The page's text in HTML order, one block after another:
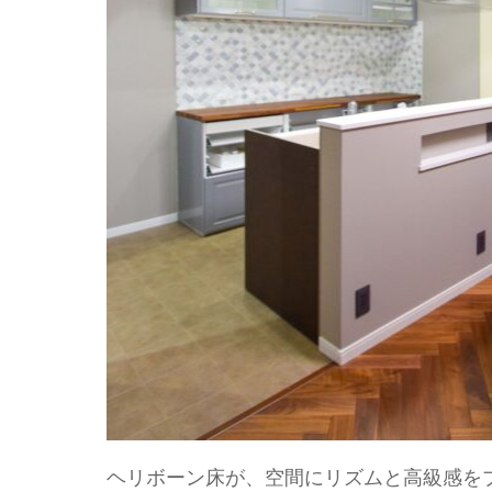
ヘリボーン床が、空間にリズムと高級感を